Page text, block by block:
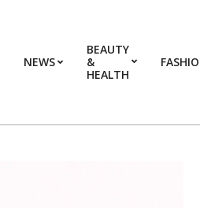
NEWS
BEAUTY
&
HEALTH